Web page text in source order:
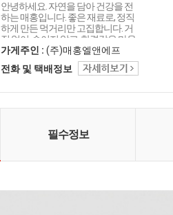
안녕하세요. 자연을 담아 건강을 전
하는 매홍입니다. 좋은 재료로, 정직
하게 만든 먹거리만 고집합니다. 거
짓 없이, 속이지 않고, 한결같은 마음
으로 만들었습니다. 고객님 식탁에
건강과 정(情)이 피어나길 바라는 마
음, 오늘도 자연 닮은 정성으로 한 그
가게주인 : (주)매홍엘앤에프
전화 및 택배정보
필수정보